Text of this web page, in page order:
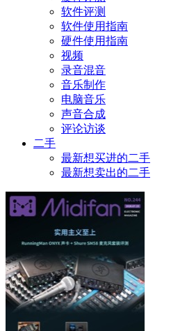
软件评测
软件使用指南
硬件使用指南
视频
录音混音
音乐制作
电脑音乐
声音合成
评论访谈
二手
最新想买进的二手
最新想卖出的二手